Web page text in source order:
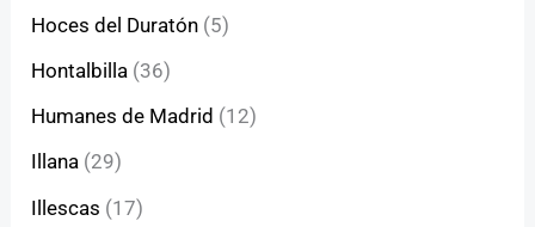
Hoces del Duratón (5)
Hontalbilla (36)
Humanes de Madrid (12)
Illana (29)
Illescas (17)